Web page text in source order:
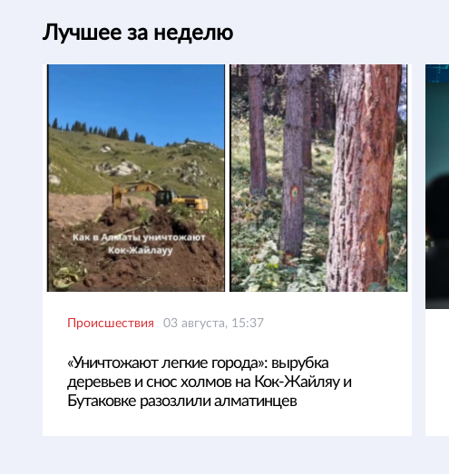
Лучшее за неделю
Происшествия 03 августа, 15:37
«Уничтожают легкие города»: вырубка
деревьев и снос холмов на Кок-Жайляу и
Бутаковке разозлили алматинцев